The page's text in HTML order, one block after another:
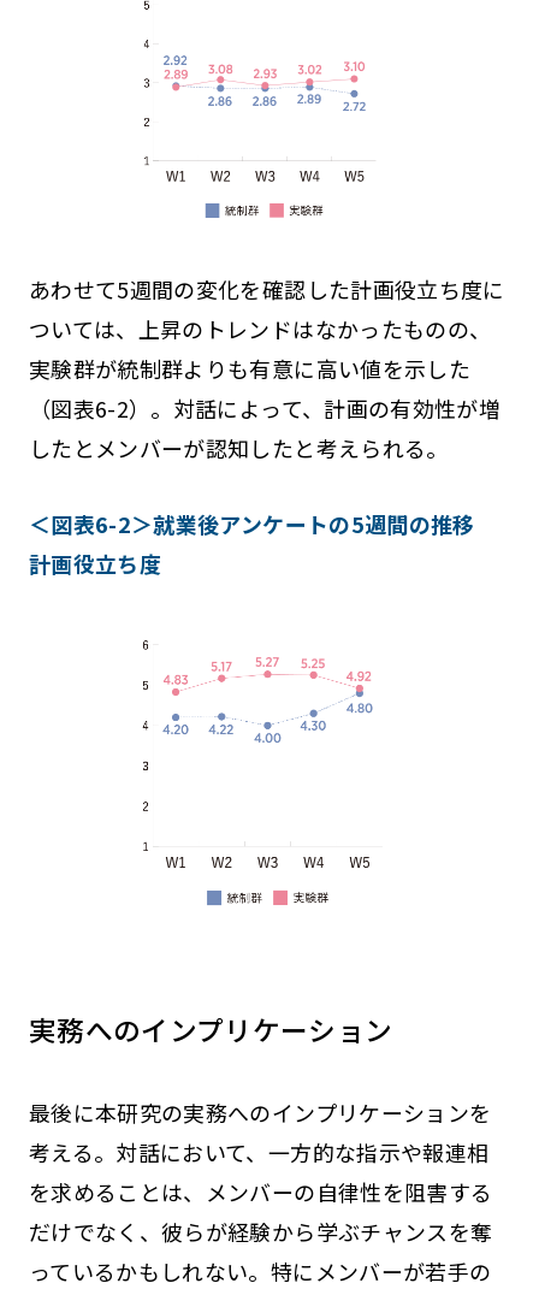
あわせて5週間の変化を確認した計画役立ち度に
ついては、上昇のトレンドはなかったものの、
実験群が統制群よりも有意に高い値を示した
（図表6-2）。対話によって、計画の有効性が増
したとメンバーが認知したと考えられる。
＜図表6-2＞就業後アンケートの5週間の推移
計画役立ち度
実務へのインプリケーション
最後に本研究の実務へのインプリケーションを
考える。対話において、一方的な指示や報連相
を求めることは、メンバーの自律性を阻害する
だけでなく、彼らが経験から学ぶチャンスを奪
っているかもしれない。特にメンバーが若手の